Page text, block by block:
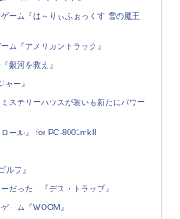
ーム『は～りぃふぉっくす 雪の魔王
ム『アメリカントラック』
銀河を救え』
ー』
ステリーハウスが装いも新たにパワー
ール』 for PC-8001mkII
ルフ』
だった！『デス・トラップ』
ーム『WOOM』